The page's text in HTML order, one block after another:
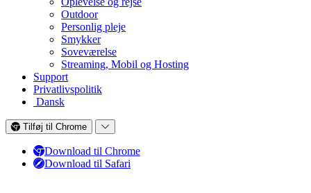
Outdoor
Personlig pleje
Smykker
Soveværelse
Streaming, Mobil og Hosting
Support
Privatlivspolitik
Dansk
Tilføj til Chrome
Download til Chrome
Download til Safari